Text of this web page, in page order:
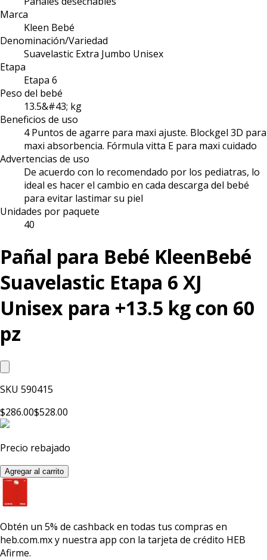
Marca
Kleen Bebé
Denominación/Variedad
Suavelastic Extra Jumbo Unisex
Etapa
Etapa 6
Peso del bebé
13.5&#43; kg
Beneficios de uso
4 Puntos de agarre para maxi ajuste. Blockgel 3D para
maxi absorbencia. Fórmula vitta E para maxi cuidado
Advertencias de uso
De acuerdo con lo recomendado por los pediatras, lo
ideal es hacer el cambio en cada descarga del bebé
para evitar lastimar su piel
Unidades por paquete
40
Pañal para Bebé KleenBebé
Suavelastic Etapa 6 XJ
Unisex para +13.5 kg con 60
pz
SKU 590415
$286.00$528.00
Precio rebajado
Agregar al carrito
Obtén un 5% de cashbacken todas tus compras en
heb.com.mx y nuestra app con la tarjeta de crédito HEB
Afirme.